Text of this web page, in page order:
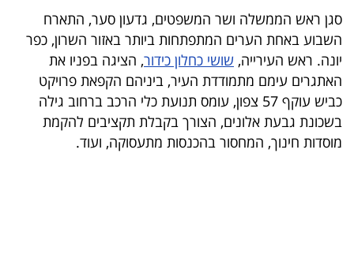
עסקי
ספורט
קריירה
ולימודים
סגן ראש הממשלה ושר המשפטים, גדעון סער, התארח
השבוע באחת הערים המתפתחות ביותר באזור השרון, כפר
יונה. ראש העירייה, שושי כחלון כידור, הציגה בפניו את
האתגרים עימם מתמודדת העיר, ביניהם הקפאת פרויקט
כביש עוקף 57 צפון, עומס תנועת כלי הרכב ברחוב גילה
בשכונת גבעת אלונים, הצורך בקבלת תקציבים להקמת
מוסדות חינוך, המחסור בהכנסות מתעסוקה, ועוד.